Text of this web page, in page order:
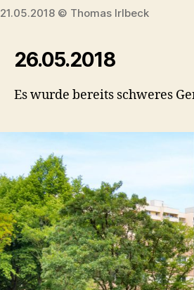
21.05.2018 © Thomas Irlbeck
26.05.2018
Es wurde bereits schweres